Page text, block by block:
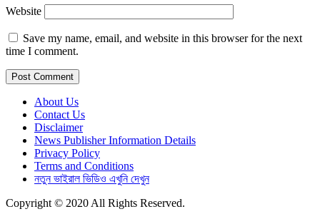
Website
Save my name, email, and website in this browser for the next
time I comment.
About Us
Contact Us
Disclaimer
News Publisher Information Details
Privacy Policy
Terms and Conditions
নতুন ভাইরাল ভিডিও এখুনি দেখুন
Copyright © 2020 All Rights Reserved.